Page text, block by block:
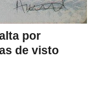
por
de visto